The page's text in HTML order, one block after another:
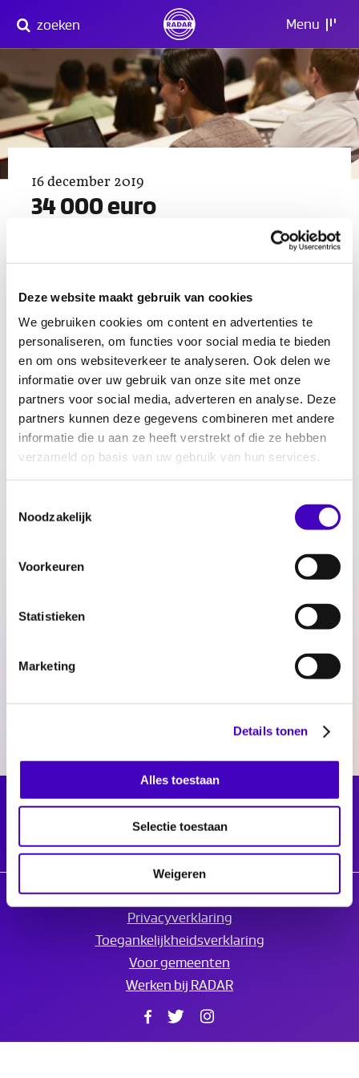
Deze website maakt gebruik van cookies
We gebruiken cookies om content en advertenties te
personaliseren, om functies voor social media te bieden
en om ons websiteverkeer te analyseren. Ook delen we
informatie over uw gebruik van onze site met onze
partners voor social media, adverteren en analyse. Deze
partners kunnen deze gegevens combineren met andere
informatie die u aan ze heeft verstrekt of die ze hebben
verzameld op basis van uw gebruik van hun services.
Noodzakelijk
Voorkeuren
Statistieken
Marketing
Details tonen
Alles toestaan
Selectie toestaan
Weigeren
naar
content
zoeken Menu
16 december 2019
34 000 euro
schadevergoeding voor
ongelijke behandeling
vergoeding voor verboden onderscheid. Een
oud-studente heeft een bedrag van 34 000
euro ontvangen van de Wageningen
University. Het bedrag is een compensatie
voor het mislopen van een studiebeurs
vanwege een zwangerschap. Met het
stopzetten van de beurs in 2015 heeft
Wageningen University zich schuldig gemaakt
aan zwangerschapsdiscriminatie, geeft de
universiteit nu toe.
Lees het artikel:
© 2026 Radar
Privacyverklaring
Toegankelijkheidsverklaring
Voor gemeenten
Werken bij RADAR
Facebook
Twitter